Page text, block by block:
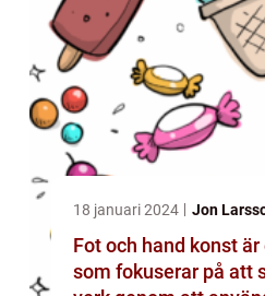
18 januari 2024 Jon
Fot och hand konst
som fokuserar på att